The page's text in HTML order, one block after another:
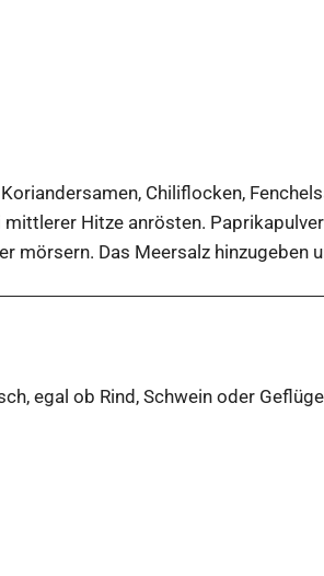
Chiliflocken,
Hitze anrösten.
mörsern. Das Meersalz hinzugeben
egal ob Rind, Schwein oder